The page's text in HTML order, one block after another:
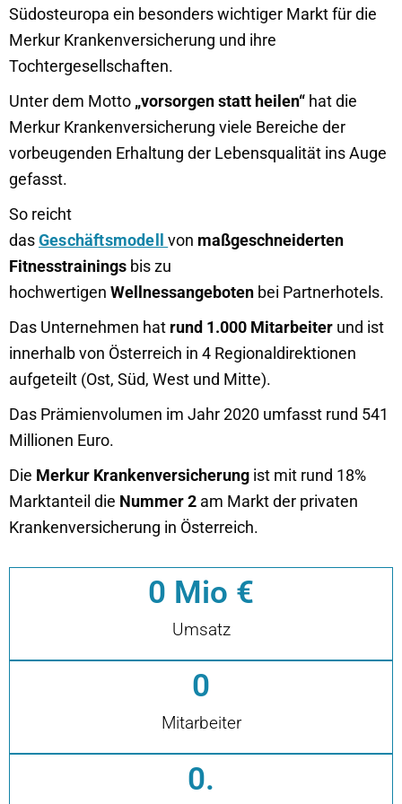
Südosteuropa ein besonders wichtiger Markt für die
Merkur Krankenversicherung und ihre
Tochtergesellschaften.
Unter dem Motto „vorsorgen statt heilen“ hat die
Merkur Krankenversicherung viele Bereiche der
vorbeugenden Erhaltung der Lebensqualität ins Auge
gefasst.
So reicht
dasGeschäftsmodell von maßgeschneiderten
Fitnesstrainings bis zu
hochwertigen Wellnessangeboten bei Partnerhotels.
Das Unternehmen hat rund 1.000 Mitarbeiter und ist
innerhalb von Österreich in 4 Regionaldirektionen
aufgeteilt (Ost, Süd, West und Mitte).
Das Prämienvolumen im Jahr 2020 umfasst rund 541
Millionen Euro.
Die Merkur Krankenversicherung ist mit rund 18%
Marktanteil die Nummer 2 am Markt der privaten
Krankenversicherung in Österreich.
Umsatz
0 Mio €
Mitarbeiter
0
0.